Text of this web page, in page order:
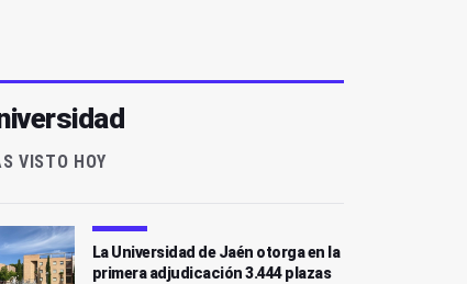
VISTO HOY
La Universidad de Jaén otorga en la
primera adjudicación 3.444 plazas